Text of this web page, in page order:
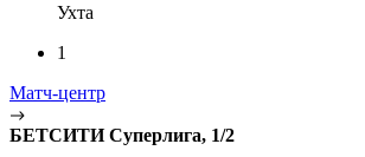
Ухта
1
Матч-центр
БЕТСИТИ Суперлига, 1/2